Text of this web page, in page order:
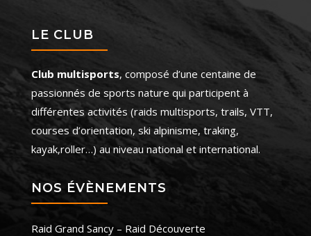
LE CLUB
Club multisports, composé d’une centaine de
passionnés de sports nature qui participent à
différentes activités (raids multisports, trails, VTT,
courses d’orientation, ski alpinisme, traking,
kayak,roller…) au niveau national et international.
NOS ÉVÈNEMENTS
Raid Grand Sancy – Raid Découverte